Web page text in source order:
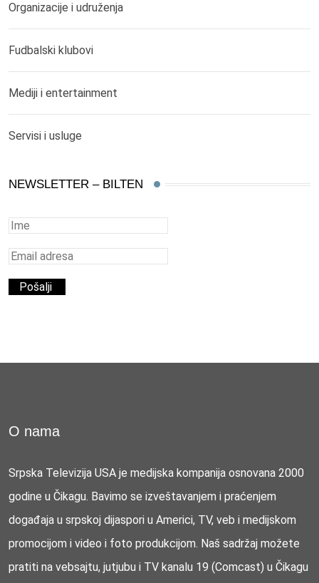
Organizacije i udruženja
Fudbalski klubovi
Mediji i entertainment
Servisi i usluge
NEWSLETTER – BILTEN
O nama
Srpska Televizija USA je medijska kompanija osnovana 2000
godine u Čikagu. Bavimo se izveštavanjem i praćenjem
događaja u srpskoj dijaspori u Americi, TV, veb i medijskom
promocijom i video i foto produkcijom. Naš sadržaj možete
pratiti na vebsajtu, jutjubu i TV kanalu 19 (Comcast) u Čikagu